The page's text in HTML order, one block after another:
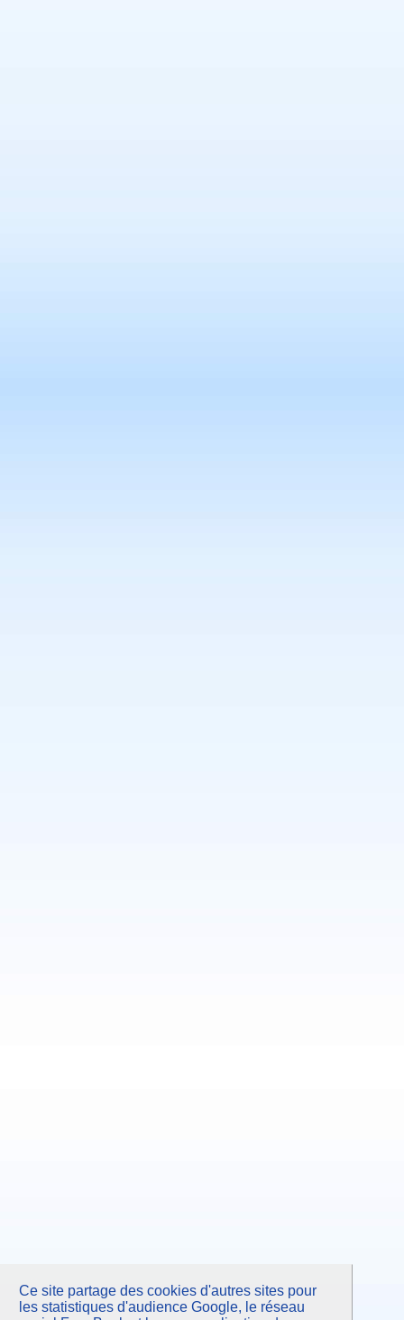
Ce site partage des cookies d'autres sites pour
les statistiques d'audience Google, le réseau